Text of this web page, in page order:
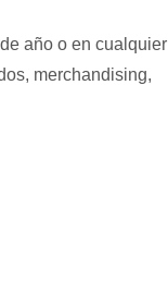
año o en cualquier
merchandising,